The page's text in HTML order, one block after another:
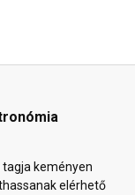
tagja keményen
elérhető